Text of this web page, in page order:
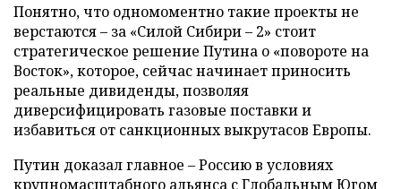
Понятно, что одномоментно такие проекты не
верстаются – за «Силой Сибири – 2» стоит
стратегическое решение Путина о «повороте на
Восток», которое, сейчас начинает приносить
реальные дивиденды, позволяя
диверсифицировать газовые поставки и
избавиться от санкционных выкрутасов Европы.
Путин доказал главное – Россию в условиях
крупномасштабного альянса с Глобальным Югом